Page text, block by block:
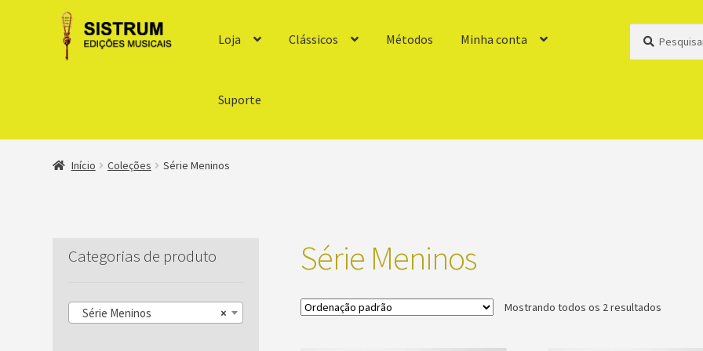
Loja Clássicos Métodos Minha conta
Suporte
Pesquisar
Início Coleções Série Meninos
Série Meninos
Mostrando todos os 2 resultados
Categorias de produto
×
Série Meninos